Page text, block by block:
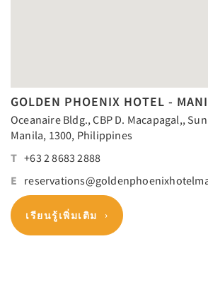
GOLDEN PHOENIX HOTEL -
Oceanaire Bldg., CBP D. Macapagal,,
Manila, 1300, Philippines
T +63 2 8683 2888
E
เรียนรู้เพิ่มเติม